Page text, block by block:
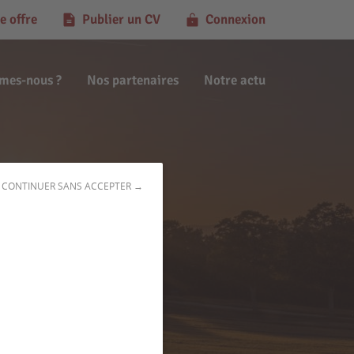
CONTINUER SANS ACCEPTER →
nous ? Nos partenaires Notre actu
offre Publier un CV Connexion